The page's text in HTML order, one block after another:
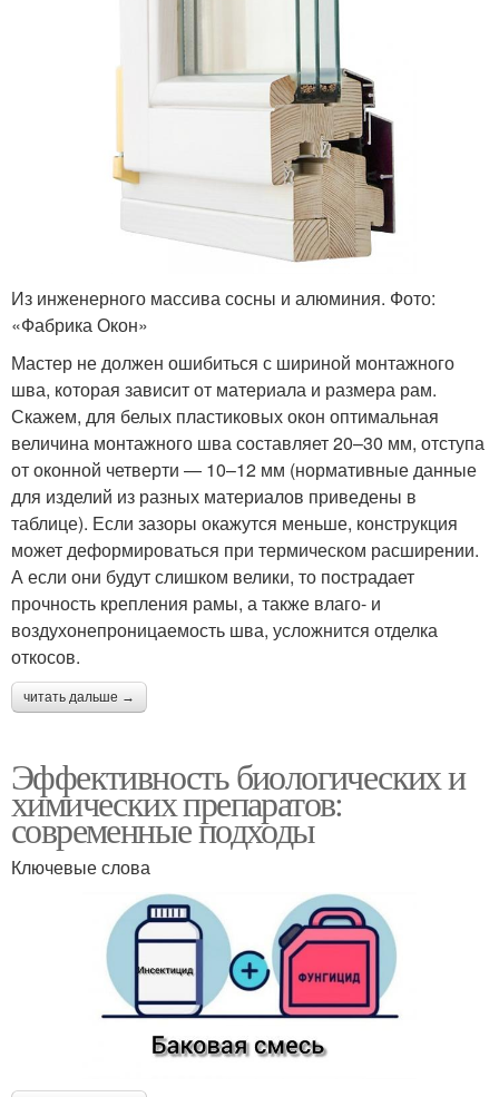
Из инженерного массива сосны и алюминия. Фото:
«Фабрика Окон»
Мастер не должен ошибиться с шириной монтажного
шва, которая зависит от материала и размера рам.
Скажем, для белых пластиковых окон оптимальная
величина монтажного шва составляет 20–30 мм, отступа
от оконной четверти — 10–12 мм (нормативные данные
для изделий из разных материалов приведены в
таблице). Если зазоры окажутся меньше, конструкция
может деформироваться при термическом расширении.
А если они будут слишком велики, то пострадает
прочность крепления рамы, а также влаго- и
воздухонепроницаемость шва, усложнится отделка
откосов.
читать дальше →
Эффективность биологических и
химических препаратов:
современные подходы
Ключевые слова